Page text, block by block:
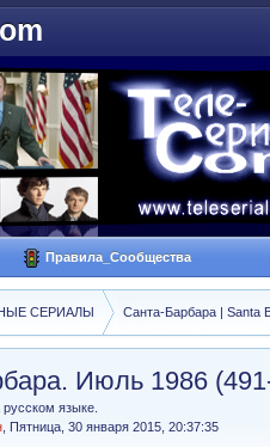
Правила_Сообщества
СЕРИАЛЫ Санта-Барбара | Santa
Июль 1986
языке.
Пятница, 30 января 2015, 20:37:35